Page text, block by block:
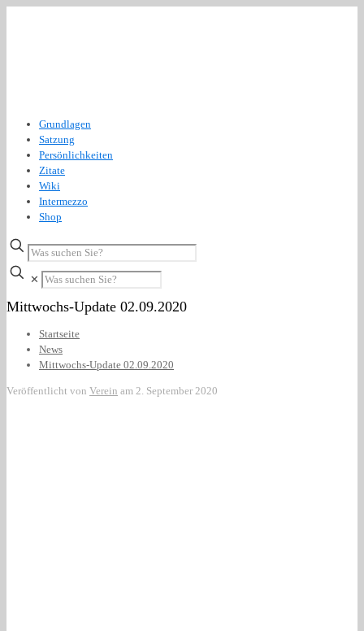
Grundlagen
Satzung
Persönlichkeiten
Zitate
Wiki
Intermezzo
Shop
✕
Mittwochs-Update 02.09.2020
Startseite
News
Mittwochs-Update 02.09.2020
Veröffentlicht von Verein am 2. September 2020